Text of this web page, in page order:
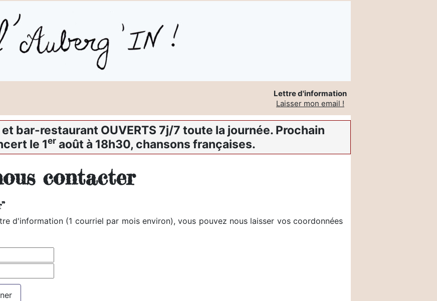
Lettre d'information
Laisser mon email !
bar-restaurant OUVERTS 7j/7 toute la journée. Prochain
le 1er août à 18h30, chansons françaises.
contacter
d'information (1 courriel par mois environ), vous pouvez nous laisser vos coordonnées